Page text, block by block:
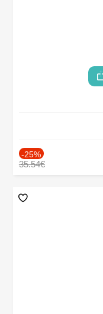
-25%
35.54€